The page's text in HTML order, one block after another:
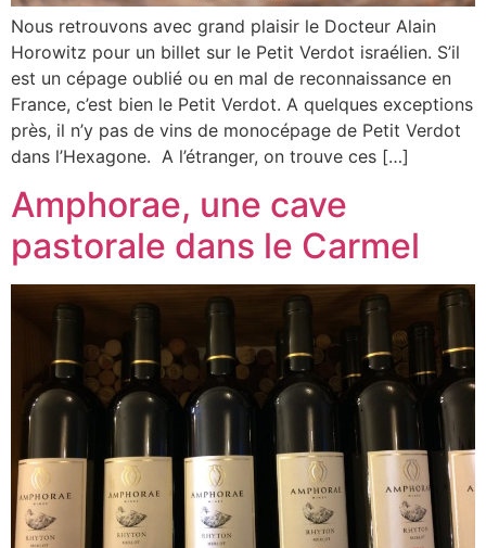
Nous retrouvons avec grand plaisir le Docteur Alain
Horowitz pour un billet sur le Petit Verdot israélien. S’il
est un cépage oublié ou en mal de reconnaissance en
France, c’est bien le Petit Verdot. A quelques exceptions
près, il n’y pas de vins de monocépage de Petit Verdot
dans l’Hexagone. A l’étranger, on trouve ces […]
Amphorae, une cave
pastorale dans le Carmel